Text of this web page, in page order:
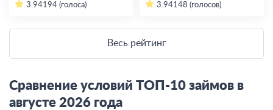
3.94194 (голоса) 3.94148 (голосов)
Весь рейтинг
Сравнение условий ТОП-10 займов в
августе 2026 года